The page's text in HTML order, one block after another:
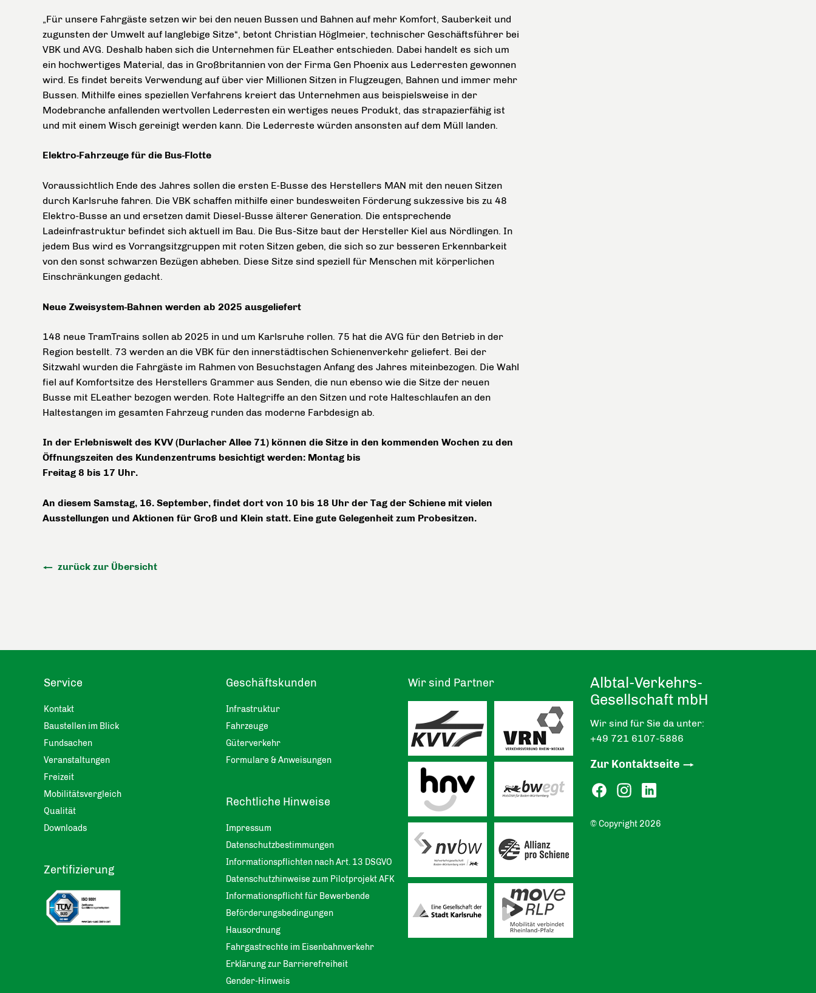
„Für unsere Fahrgäste setzen wir bei den neuen Bussen und Bahnen auf mehr Komfort, Sauberkeit und
zugunsten der Umwelt auf langlebige Sitze“, betont Christian Höglmeier, technischer Geschäftsführer bei
VBK und AVG. Deshalb haben sich die Unternehmen für ELeather entschieden. Dabei handelt es sich um
ein hochwertiges Material, das in Großbritannien von der Firma Gen Phoenix aus Lederresten gewonnen
wird. Es findet bereits Verwendung auf über vier Millionen Sitzen in Flugzeugen, Bahnen und immer mehr
Bussen. Mithilfe eines speziellen Verfahrens kreiert das Unternehmen aus beispielsweise in der
Modebranche anfallenden wertvollen Lederresten ein wertiges neues Produkt, das strapazierfähig ist
und mit einem Wisch gereinigt werden kann. Die Lederreste würden ansonsten auf dem Müll landen.
Elektro-Fahrzeuge für die Bus-Flotte
Voraussichtlich Ende des Jahres sollen die ersten E-Busse des Herstellers MAN mit den neuen Sitzen
durch Karlsruhe fahren. Die VBK schaffen mithilfe einer bundesweiten Förderung sukzessive bis zu 48
Elektro-Busse an und ersetzen damit Diesel-Busse älterer Generation. Die entsprechende
Ladeinfrastruktur befindet sich aktuell im Bau. Die Bus-Sitze baut der Hersteller Kiel aus Nördlingen. In
jedem Bus wird es Vorrangsitzgruppen mit roten Sitzen geben, die sich so zur besseren Erkennbarkeit
von den sonst schwarzen Bezügen abheben. Diese Sitze sind speziell für Menschen mit körperlichen
Einschränkungen gedacht.
Neue Zweisystem-Bahnen werden ab 2025 ausgeliefert
148 neue TramTrains sollen ab 2025 in und um Karlsruhe rollen. 75 hat die AVG für den Betrieb in der
Region bestellt. 73 werden an die VBK für den innerstädtischen Schienenverkehr geliefert. Bei der
Sitzwahl wurden die Fahrgäste im Rahmen von Besuchstagen Anfang des Jahres miteinbezogen. Die Wahl
fiel auf Komfortsitze des Herstellers Grammer aus Senden, die nun ebenso wie die Sitze der neuen
Busse mit ELeather bezogen werden. Rote Haltegriffe an den Sitzen und rote Halteschlaufen an den
Haltestangen im gesamten Fahrzeug runden das moderne Farbdesign ab.
In der Erlebniswelt des KVV (Durlacher Allee 71) können die Sitze in den kommenden Wochen zu den
Öffnungszeiten des Kundenzentrums besichtigt werden: Montag bis
Freitag 8 bis 17 Uhr.
An diesem Samstag, 16. September, findet dort von 10 bis 18 Uhr der Tag der Schiene mit vielen
Ausstellungen und Aktionen für Groß und Klein statt. Eine gute Gelegenheit zum Probesitzen.
zurück zur Übersicht
Service
Kontakt
Baustellen im Blick
Fundsachen
Veranstaltungen
Freizeit
Mobilitätsvergleich
Qualität
Downloads
Zertifizierung
Geschäftskunden
Infrastruktur
Fahrzeuge
Güterverkehr
Formulare & Anweisungen
Rechtliche Hinweise
Impressum
Datenschutzbestimmungen
Informationspflichten nach Art. 13 DSGVO
Datenschutzhinweise zum Pilotprojekt AFK
Informationspflicht für Bewerbende
Beförderungsbedingungen
Hausordnung
Fahrgastrechte im Eisenbahnverkehr
Erklärung zur Barrierefreiheit
Gender-Hinweis
Wir sind Partner
Albtal-Verkehrs-
Gesellschaft mbH
Wir sind für Sie da unter:
+49 721 6107-5886
Zur Kontaktseite
© Copyright 2026